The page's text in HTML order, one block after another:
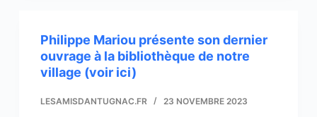
Philippe Mariou présente son dernier
ouvrage à la bibliothèque de notre
village (voir ici)
LESAMISDANTUGNAC.FR 23 NOVEMBRE 2023